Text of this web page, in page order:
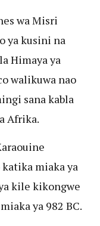
wa Misri
ya kusini na
Himaya ya
walikuwa nao
sana kabla
Afrika.
miaka ya
kile kikongwe
ya 982 BC.